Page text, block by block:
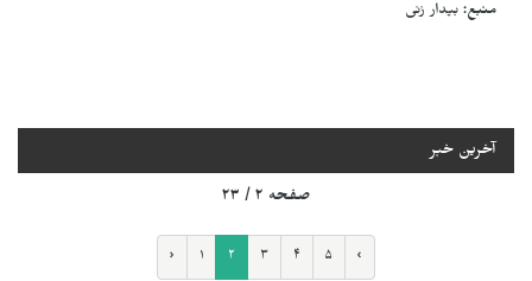
منبع: بیدار زنی
آخرین خبر
صفحه ۲ / ۲۳
‹ ۱ ۲ ۳ ۴ ۵ ›